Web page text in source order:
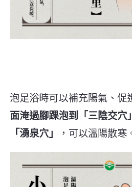
泡足浴時可以補充陽氣、促
面淹過腳踝泡到「三陰交穴
「湧泉穴」
，可以溫陽散寒